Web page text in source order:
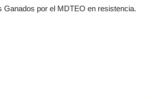
por el MDTEO en resistencia.